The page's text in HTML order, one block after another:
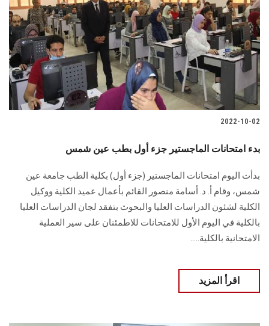
2022-10-02
بدء امتحانات الماجستير جزء أول بطب عين شمس
بدأت اليوم امتحانات الماجستير (جزء أول) بكلية الطب جامعة عين
شمس، وقام أ. د. أسامة منصور القائم بأعمال عميد الكلية ووكيل
الكلية لشئون الدراسات العليا والبحوث بتفقد لجان الدراسات العليا
بالكلية في اليوم الأول للامتحانات للاطمئنان على سير العملية
الامتحانية بالكلية.....
اقرأ المزيد